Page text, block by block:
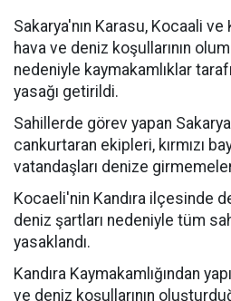
Sakarya'nın Karasu, Kocaali
hava ve deniz koşullarının
nedeniyle kaymakamlıklar
yasağı getirildi.
Sahillerde görev yapan
cankurtaran ekipleri, kırmızı
vatandaşları denize
Kocaeli'nin Kandıra ilçesinde
deniz şartları nedeniyle tüm
yasaklandı.
Kandıra Kaymakamlığından
ve deniz koşullarının